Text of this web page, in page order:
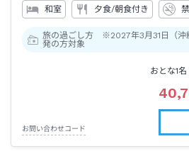
和室 夕食/朝食付き
旅の過ごし方 ※2027年3月31日（沖
発の方対象
おとな1名
お問い合わせコード